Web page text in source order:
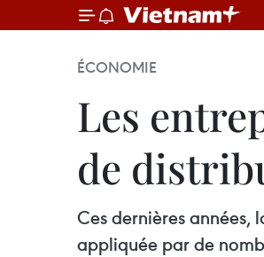
ÉCONOMIE
Les
de
Ces dernières
appliquée par de